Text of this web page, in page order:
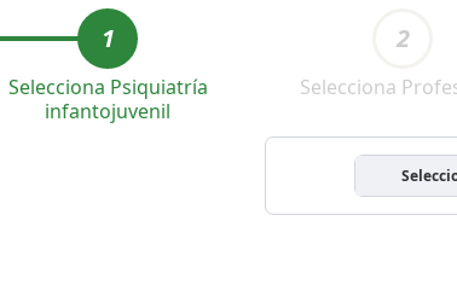
1
Selecciona Psiquiatría
infantojuvenil
2
Selecciona